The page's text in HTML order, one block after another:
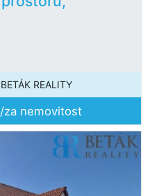
REALITY
/za nemovitost